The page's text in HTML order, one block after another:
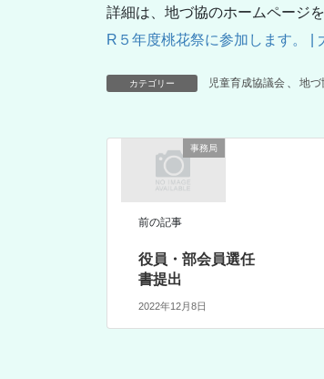
詳細は、地づ協のホームページ
R５年度桃花祭に参加します。 |
カテゴリー 児童育成協議会 地づ
事務局
前の記事
役員・部会員選任
書提出
2022年12月8日